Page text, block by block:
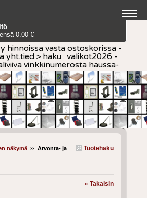
0.00 €
hinnoissa vasta ostoskorissa -
yht.tied.> haku : valikot2026 -
vinkkinumerosta haussa-
Tuotehaku
näkymä ›› Arvonta- ja
« Takaisin